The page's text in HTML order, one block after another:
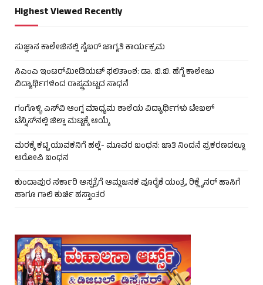
Highest Viewed Recently
ಸುಜ್ಞಾನ ಕಾಲೇಜಿನಲ್ಲಿ ಸೈಬರ್ ಜಾಗೃತಿ ಕಾರ್ಯಕ್ರಮ
ಸಿಎಂಎ ಇಂಟರ್‌ಮೀಡಿಯಟ್ ಫಲಿತಾಂಶ: ಡಾ. ಬಿ.ಬಿ. ಹೆಗ್ಡೆ ಕಾಲೇಜು
ವಿದ್ಯಾರ್ಥಿಗಳಿಂದ ರಾಷ್ಟ್ರಮಟ್ಟದ ಸಾಧನೆ
ಗಂಗೊಳ್ಳಿ ಎಸ್‌ವಿ ಆಂಗ್ಲ ಮಾಧ್ಯಮ ಶಾಲೆಯ ವಿದ್ಯಾರ್ಥಿಗಳು ಟೇಬಲ್‌
ಟೆನ್ನಿಸ್‌ನಲ್ಲಿ ಜಿಲ್ಲಾ ಮಟ್ಟಕ್ಕೆ ಆಯ್ಕೆ
ಮರಕ್ಕೆ ಕಟ್ಟಿ ಯುವಕನಿಗೆ ಹಲ್ಲೆ- ಮೂವರ ಬಂಧನ: ಜಾತಿ ನಿಂದನೆ ಪ್ರಕರಣದಲ್ಲೂ
ಆರೋಪಿ ಬಂಧನ
ಕುಂದಾಪುರ ಸರ್ಕಾರಿ ಆಸ್ಪತ್ರೆಗೆ ಆಮ್ಲಜನಕ ಪೂರೈಕೆ ಯಂತ್ರ, ರಿಕ್ಲೈನರ್ ಹಾಸಿಗೆ
ಹಾಗೂ ಗಾಲಿ ಕುರ್ಚಿ ಹಸ್ತಾಂತರ